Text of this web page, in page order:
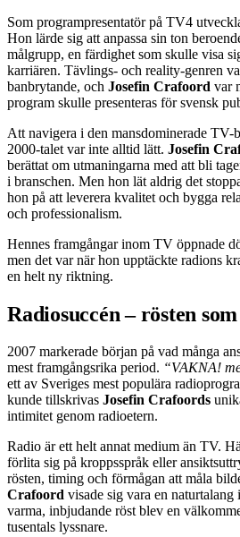
Som programpresentatör på TV4
Hon lärde sig att anpassa sin ton
målgrupp, en färdighet som skulle visa
karriären. Tävlings- och reality-genren
banbrytande, och Josefin Crafoord var
program skulle presenteras för svensk
Att navigera i den mansdominerade TV-
2000-talet var inte alltid lätt. Josefin
berättat om utmaningarna med att bli
i branschen. Men hon lät aldrig det
hon på att leverera kvalitet och bygga
och professionalism.
Hennes framgångar inom TV öppnade
men det var när hon upptäckte radions
en helt ny riktning.
Radiosuccén – rösten
2007 markerade början på vad många
mest framgångsrika period. “VAKNA!
ett av Sveriges mest populära
kunde tillskrivas Josefin Crafoords
intimitet genom radioetern.
Radio är ett helt annat medium än TV.
förlita sig på kroppsspråk eller
rösten, timing och förmågan att måla
Crafoord visade sig vara en
varma, inbjudande röst blev en
tusentals lyssnare.